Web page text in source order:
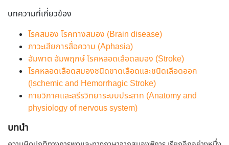
บทความที่เกี่ยวข้อง
โรคสมอง โรคทางสมอง (Brain disease)
ภาวะเสียการสื่อความ (Aphasia)
อัมพาต อัมพฤกษ์ โรคหลอดเลือดสมอง (Stroke)
โรคหลอดเลือดสมองชนิดขาดเลือดและชนิดเลือดออก
(Ischemic and Hemorrhagic Stroke)
กายวิภาคและสรีรวิทยาระบบประสาท (Anatomy and
physiology of nervous system)
บทนำ